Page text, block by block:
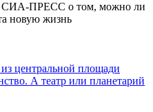
СИА-ПРЕСС о том, можно ли
новую жизнь